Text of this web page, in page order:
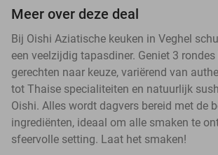
Meer over deze deal
Bij Oishi Aziatische keuken in Veghel
een veelzijdig tapasdiner. Geniet 3
gerechten naar keuze, variërend van
tot Thaise specialiteiten en natuurlijk
Oishi. Alles wordt dagvers bereid met de
ingrediënten, ideaal om alle smaken te
sfeervolle setting. Laat het smaken!